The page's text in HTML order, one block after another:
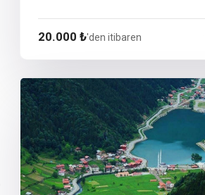
20.000 ₺'den itibaren